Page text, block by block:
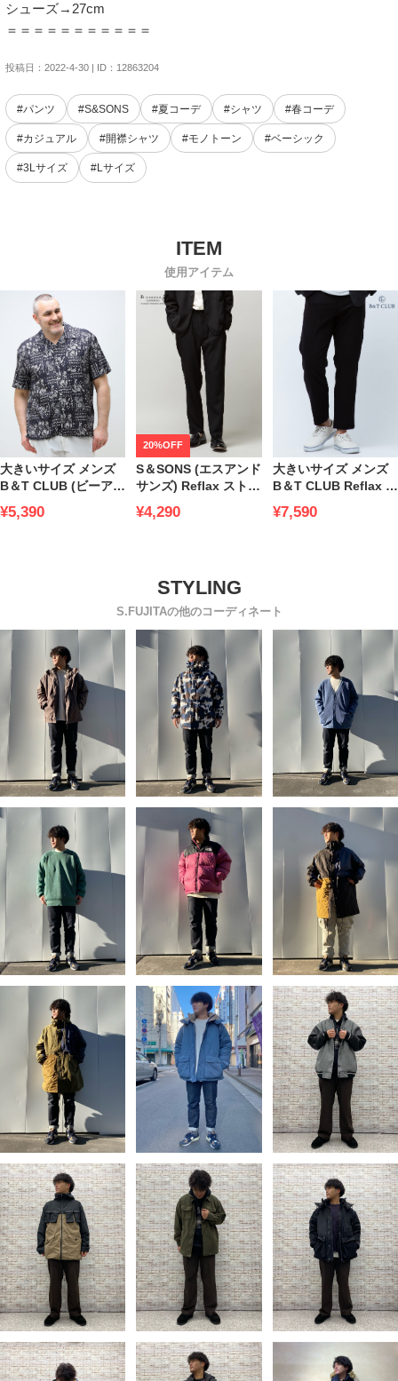
シューズ→27cm
投稿日：2022-4-30 | ID：12863204
#パンツ #S&SONS #夏コーデ #シャツ #春コーデ
#カジュアル #開襟シャツ #モノトーン #ベーシック
#3Lサイズ #Lサイズ
使用アイテム
大きいサイズ メンズ
B＆T CLUB (ビーアン
総柄プリント オープ
¥5,390
20%OFF
S＆SONS (エスアンド
サンズ) Reflax ストレ
ード アンクルパンツ
¥4,290
大きいサイズ メンズ
B＆T CLUB Reflax ウ
ージーケア 無地 アン
¥7,590
S.FUJITAの他のコーディネート